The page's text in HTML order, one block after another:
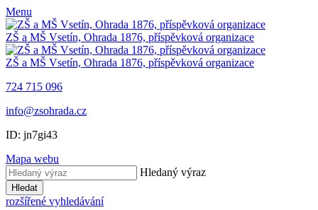
Menu
ZŠ a MŠ Vsetín, Ohrada 1876, příspěvková organizace
ZŠ a MŠ Vsetín, Ohrada 1876, příspěvková organizace
724 715 096
info@zsohrada.cz
ID: jn7gi43
Mapa webu
Hledaný výraz
Hledat
rozšířené vyhledávání